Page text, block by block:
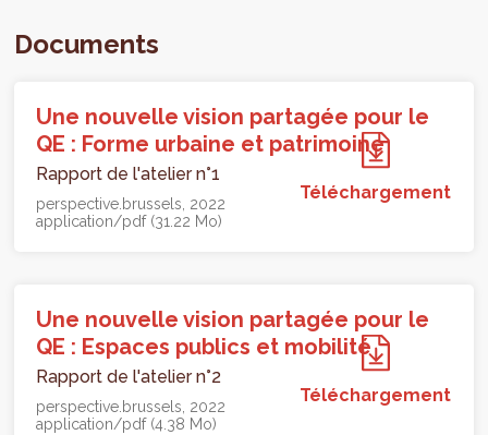
Documents
Une nouvelle vision partagée pour le
QE : Forme urbaine et patrimoine
Rapport de l'atelier n°1
perspective.brussels 2022
application/pdf (31.22 Mo)
Téléchargement
Une nouvelle vision partagée pour le
QE : Espaces publics et mobilité
Rapport de l'atelier n°2
perspective.brussels 2022
application/pdf (4.38 Mo)
Téléchargement